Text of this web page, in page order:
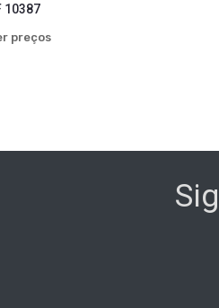
10387
preços